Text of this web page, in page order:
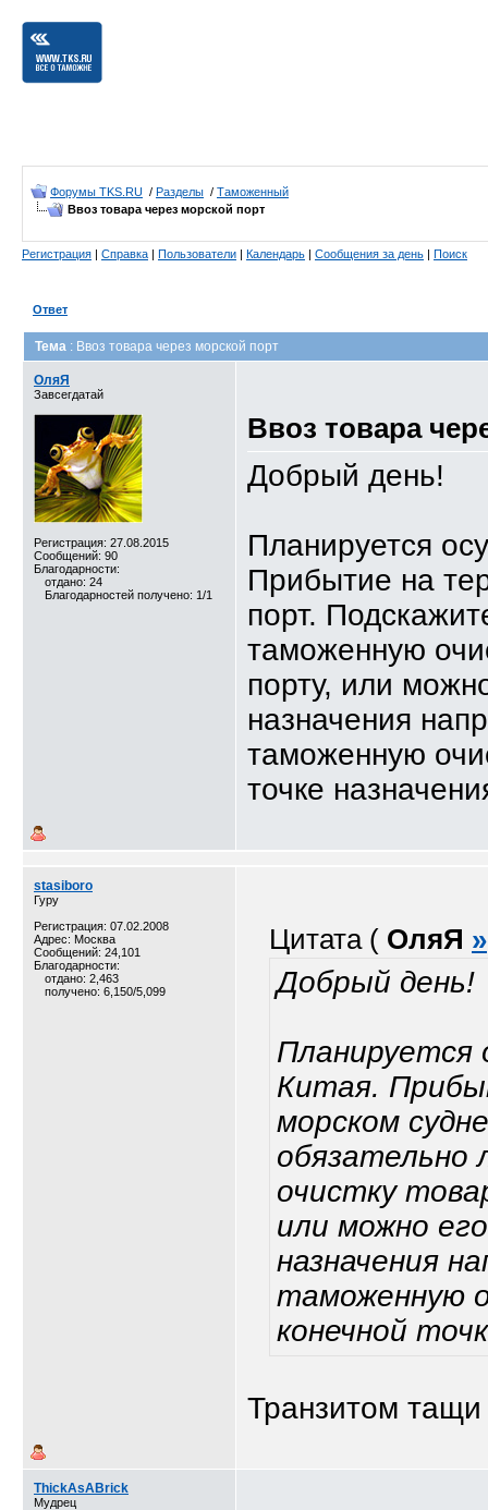
Форумы TKS.RU / Разделы / Таможенный
Ввоз товара через морской порт
Регистрация | Справка | Пользователи | Календарь | Сообщения за день | Поиск
Ответ
Тема : Ввоз товара через морской порт
ОляЯ
Завсегдатай
Регистрация: 27.08.2015
Сообщений: 90
Благодарности:
отдано: 24
Благодарностей получено: 1/1
Ввоз товара
Добрый день!
Планируется
Прибытие на
порт.
таможенную
порту, или
назначения
таможенную
точке
stasiboro
Гуру
Регистрация: 07.02.2008
Адрес: Москва
Сообщений: 24,101
Благодарности:
отдано: 2,463
получено: 6,150/5,099
Цитата ( ОляЯ »
Добрый день!
Планируется
Китая.
морском
обязательно
очистку
или можно
назначения
таможенную
конечной
Транзитом
ThickAsABrick
Мудрец